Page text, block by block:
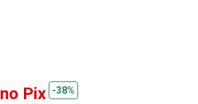
no Pix
-38%